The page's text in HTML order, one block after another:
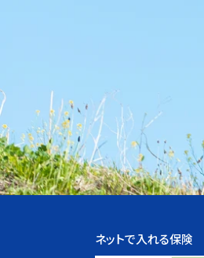
ネットで入れる保険